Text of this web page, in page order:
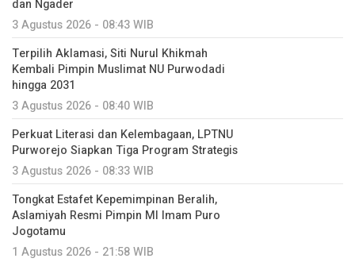
dan Ngader
3 Agustus 2026 - 08:43 WIB
Terpilih Aklamasi, Siti Nurul Khikmah
Kembali Pimpin Muslimat NU Purwodadi
hingga 2031
3 Agustus 2026 - 08:40 WIB
Perkuat Literasi dan Kelembagaan, LPTNU
Purworejo Siapkan Tiga Program Strategis
3 Agustus 2026 - 08:33 WIB
Tongkat Estafet Kepemimpinan Beralih,
Aslamiyah Resmi Pimpin MI Imam Puro
Jogotamu
1 Agustus 2026 - 21:58 WIB